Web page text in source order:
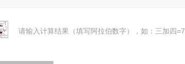
请输入计算结果（填写阿拉伯数字），如：三加四=7